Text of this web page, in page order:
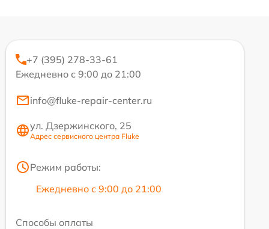
+7 (395) 278-33-61
Ежедневно с 9:00 до 21:00
info@fluke-repair-center.ru
ул. Дзержинского, 25
Адрес сервисного центра Fluke
Режим работы:
Ежедневно с 9:00 до 21:00
Способы оплаты